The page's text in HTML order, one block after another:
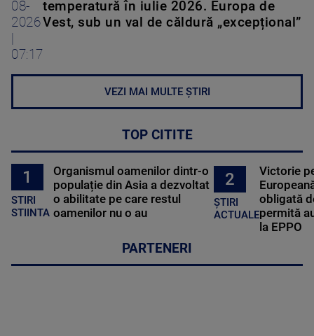
08-
2026
07:17
temperatură în iulie 2026. Europa de
Vest, sub un val de căldură „excepțional”
VEZI MAI MULTE ȘTIRI
TOP CITITE
1
STIRI
STIINTA
Organismul oamenilor dintr-o
populație din Asia a dezvoltat
o abilitate pe care restul
oamenilor nu o au
2
ȘTIRI
ACTUALE
Victorie
obligată
permită
la EPPO
PARTENERI